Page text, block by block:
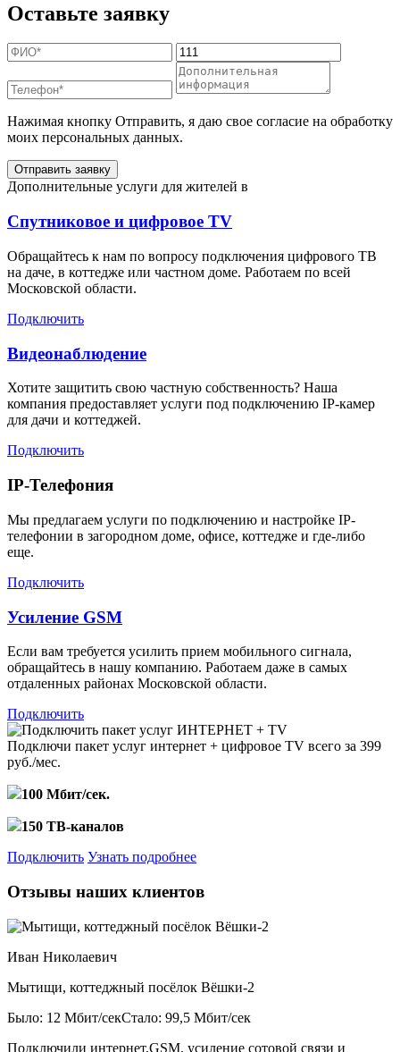
Оставьте заявку
Нажимая кнопку Отправить, я даю свое согласие на обработку
моих персональных данных.
Отправить заявку
Дополнительные услуги для жителей в
Спутниковое и цифровое TV
Обращайтесь к нам по вопросу подключения цифрового ТВ
на даче, в коттедже или частном доме. Работаем по всей
Московской области.
Подключить
Видеонаблюдение
Хотите защитить свою частную собственность? Наша
компания предоставляет услуги под подключению IP-камер
для дачи и коттеджей.
Подключить
IP-Телефония
Мы предлагаем услуги по подключению и настройке IP-
телефонии в загородном доме, офисе, коттедже и где-либо
еще.
Подключить
Усиление GSM
Если вам требуется усилить прием мобильного сигнала,
обращайтесь в нашу компанию. Работаем даже в самых
отдаленных районах Московской области.
Подключить
Подключи пакет услуг интернет + цифровое TV всего за 399
руб./мес.
100 Мбит/сек.
150 ТВ-каналов
Подключить Узнать подробнее
Отзывы наших клиентов
Иван Николаевич
Мытищи, коттеджный посёлок Вёшки-2
Было: 12 Мбит/секСтало: 99,5 Мбит/сек
Подключили интернет,GSM, усиление сотовой связи и